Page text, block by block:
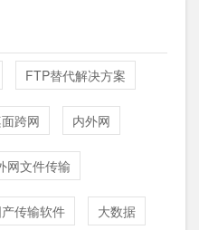
FTP替代解决方案
跨网 内外网
网文件传输
传输软件 大数据